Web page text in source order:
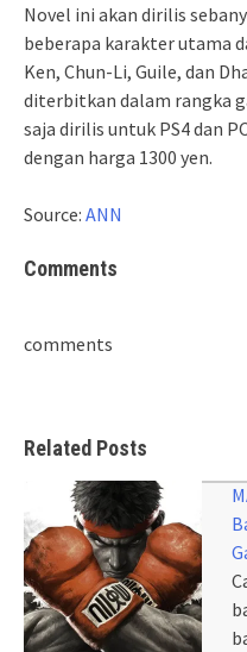
Novel ini akan dirilis
beberapa karakter utama
Ken, Chun-Li, Guile, dan
diterbitkan dalam rangka
saja dirilis untuk PS4 dan
dengan harga 1300 yen.
Source: ANN
Comments
comments
Related Posts